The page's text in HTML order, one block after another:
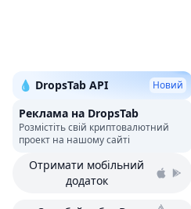
💧 DropsTab API Новий
Реклама на DropsTab
Розмістіть свій криптовалютний
проект на нашому сайті
Отримати мобільний
додаток